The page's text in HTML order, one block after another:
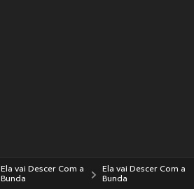
Ela vai Descer Com a
Bunda
Ela vai Descer Com a
Bunda